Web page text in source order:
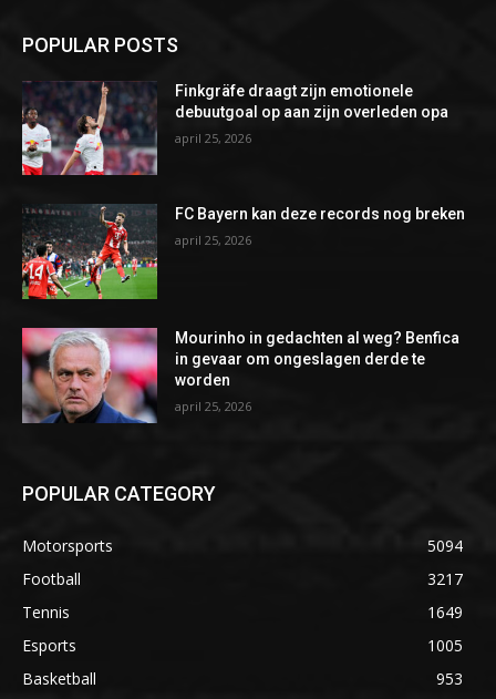
POPULAR POSTS
Finkgräfe draagt zijn emotionele
debuutgoal op aan zijn overleden opa
april 25, 2026
FC Bayern kan deze records nog breken
april 25, 2026
Mourinho in gedachten al weg? Benfica
in gevaar om ongeslagen derde te
worden
april 25, 2026
POPULAR CATEGORY
Motorsports
5094
Football
3217
Tennis
1649
Esports
1005
Basketball
953